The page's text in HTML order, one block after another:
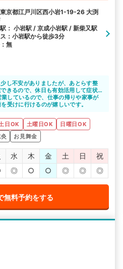
京都江戸川区西小岩1-19-26 大渕
： 小岩駅 / 京成小岩駅 / 新柴又駅
：小岩駅から徒歩3分
無
し不安がありましたが、あとらす整
きるので、休日も有効活用して症状
。
しているので、仕事の帰りや家事が
受けに行けるのが嬉しいです。
日OK 土曜日OK
日曜日OK
お見舞金
水 木 金 土 日
祝
◎ ○ ○ ◎ ◎ ◎
無料予約をする